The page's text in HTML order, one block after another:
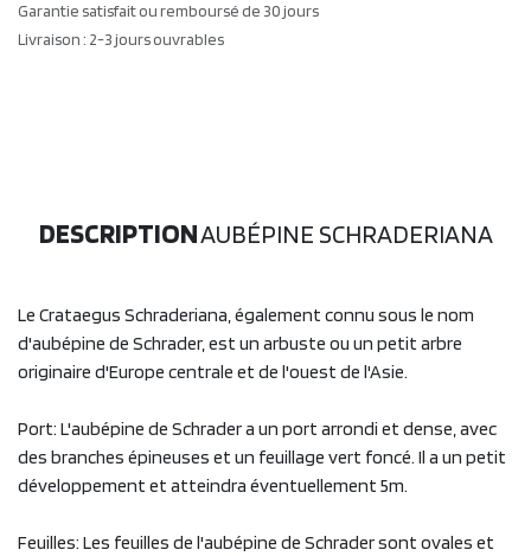
Garantie satisfait ou remboursé de 30 jours
Livraison : 2-3 jours ouvrables
DESCRIPTIONAUBÉPINE SCHRADERIANA
Le Crataegus Schraderiana, également connu sous le nom
d'aubépine de Schrader, est un arbuste ou un petit arbre
originaire d'Europe centrale et de l'ouest de l'Asie.
Port: L'aubépine de Schrader a un port arrondi et dense, avec
des branches épineuses et un feuillage vert foncé. Il a un petit
développement et atteindra éventuellement 5m.
Feuilles: Les feuilles de l'aubépine de Schrader sont ovales et